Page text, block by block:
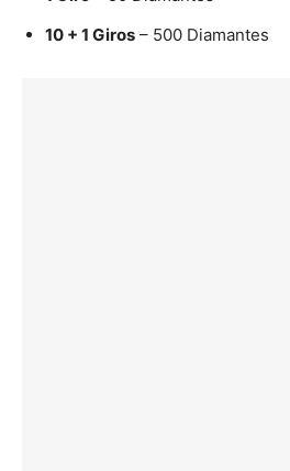
10 + 1 Giros – 500 Diamantes